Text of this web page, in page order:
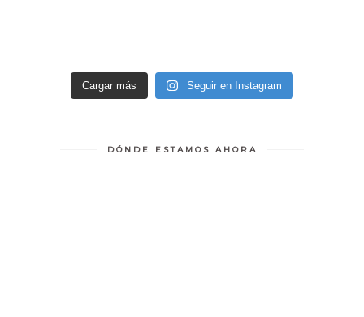
Cargar más Seguir en Instagram
DÓNDE ESTAMOS AHORA